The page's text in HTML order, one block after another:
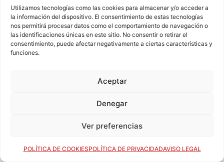
Utilizamos tecnologías como las cookies para almacenar y/o acceder a
la información del dispositivo. El consentimiento de estas tecnologías
nos permitirá procesar datos como el comportamiento de navegación o
las identificaciones únicas en este sitio. No consentir o retirar el
consentimiento, puede afectar negativamente a ciertas características y
funciones.
Aceptar
Denegar
Ver preferencias
POLÍTICA DE COOKIESPOLÍTICA DE PRIVACIDADAVISO LEGAL
TEMPORADA 2003-04
TEMPORADA 2003-04
TEMPORADA 2003-04